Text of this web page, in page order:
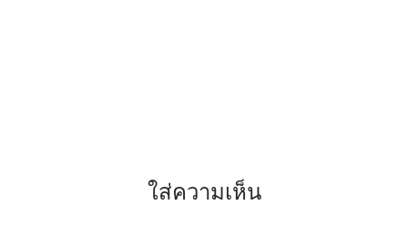
ใส่ความเห็น